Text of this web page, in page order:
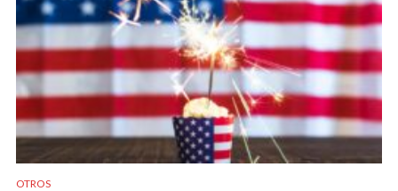
OTROS